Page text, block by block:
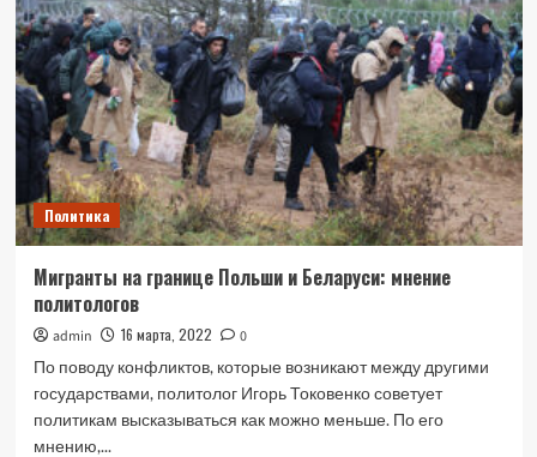
на
весну-
лето
2021-
го:
привет
из
80-
х
Политика
Мигранты на границе Польши и Беларуси: мнение
политологов
admin 16 марта, 2022
0
По поводу конфликтов, которые возникают между другими
государствами, политолог Игорь Токовенко советует
политикам высказываться как можно меньше. По его
мнению,...